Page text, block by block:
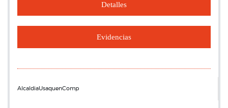
Detalles
Evidencias
AlcaldiaUsaquenComp